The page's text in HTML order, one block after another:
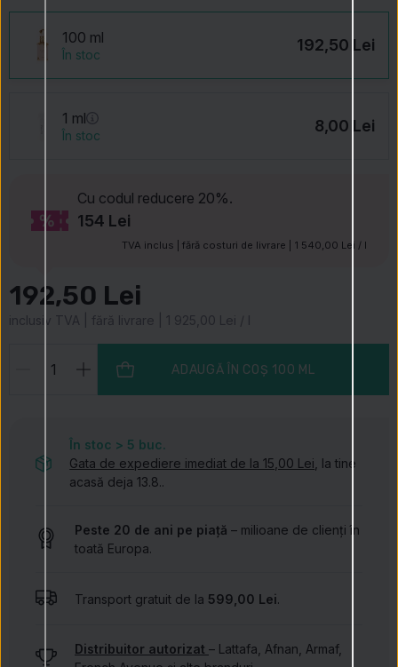
100 ml
În stoc 192,50 Lei
1 ml
În stoc 8,00 Lei
Cu codul reducere 20%.
154 Lei
TVA inclus | fără costuri de livrare | 1 540,00 Lei / l
192,50 Lei
inclusiv TVA | fără livrare | 1 925,00 Lei / l
ADAUGĂ ÎN COȘ 100 ML
În stoc > 5 buc.
Gata de expediere imediat de la 15,00 Lei , la tine
acasă deja 13.8..
Peste 20 de ani pe piață – milioane de clienți în
toată Europa.
Transport gratuit de la 599,00 Lei.
Distribuitor autorizat – Lattafa, Afnan, Armaf,